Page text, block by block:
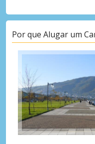
Por que Alugar um